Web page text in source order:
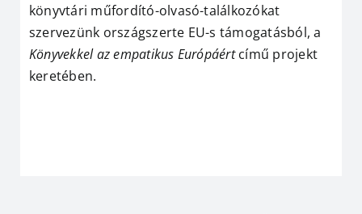
könyvtári műfordító-olvasó-találkozókat
szervezünk országszerte EU-s támogatásból, a
Könyvekkel az empatikus Európáértcímű projekt
keretében.